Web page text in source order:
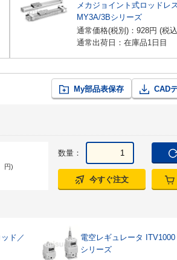
メカジョイント式ロッドレ
MY3A/3Bシリーズ
通常価格(税別)： 928円 (税
通常出荷日：在庫品1日目
My部品表保存 CAD
円)
数量：
今すぐ注文
ド／
電空レギュレータ ITV1000
シリーズ